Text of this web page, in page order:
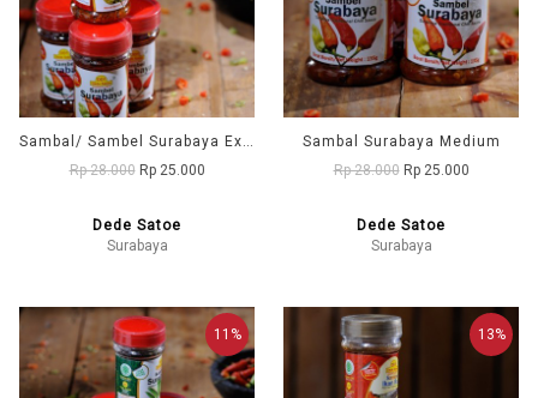
Sambal/ Sambel Surabaya Extra Pedas DD1 (Dede Satoe)
Rp 28.000 Rp 25.000
Dede Satoe
Surabaya
Sambal Surabaya Medium
Rp 28.000 Rp 25.000
Dede Satoe
Surabaya
11% 13%